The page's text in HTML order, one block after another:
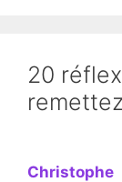
20
Christophe